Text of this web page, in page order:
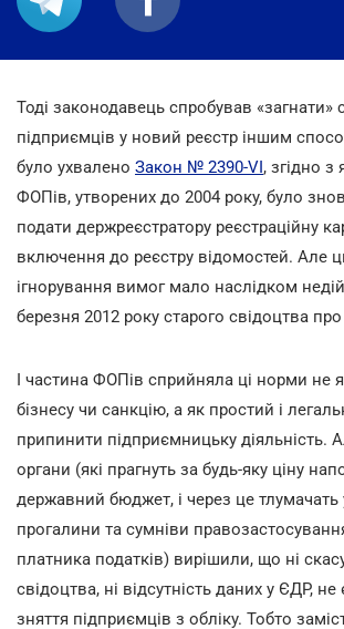
Тоді законодавець спробував «загнати»
підприємців у новий реєстр іншим
було ухвалено Закон № 2390-VI, згідно з
ФОПів, утворених до 2004 року, було
подати держреєстратору реєстраційну
включення до реєстру відомостей. Але
ігнорування вимог мало наслідком
березня 2012 року старого свідоцтва
І частина ФОПів сприйняла ці норми не
бізнесу чи санкцію, а як простий і
припинити підприємницьку діяльність.
органи (які прагнуть за будь-яку ціну
державний бюджет, і через це тлумачать
прогалини та сумніви
платника податків) вирішили, що ні
свідоцтва, ні відсутність даних у ЄДР,
зняття підприємців з обліку. Тобто